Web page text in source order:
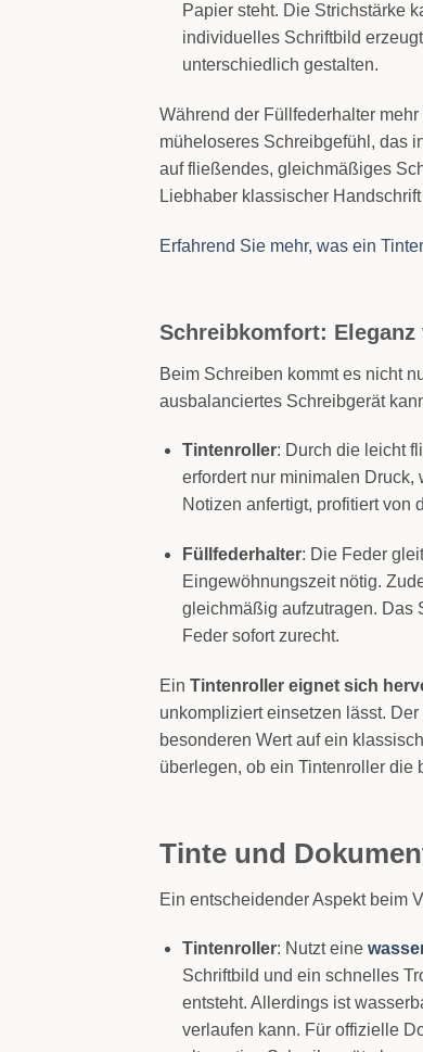
Papier steht. Die Strichstärke
individuelles Schriftbild
unterschiedlich gestalten.
Während der Füllfederhalter
müheloseres Schreibgefühl, das
auf fließendes, gleichmäßiges
Liebhaber klassischer
Erfahrend Sie mehr, was ein
Schreibkomfort: Eleganz
Beim Schreiben kommt es nicht
ausbalanciertes Schreibgerät
Tintenroller: Durch die leicht
erfordert nur minimalen Druck,
Notizen anfertigt, profitiert von
Füllfederhalter: Die Feder
Eingewöhnungszeit nötig.
gleichmäßig aufzutragen. Das
Feder sofort zurecht.
Ein Tintenroller eignet sich
unkompliziert einsetzen lässt. Der
besonderen Wert auf ein
überlegen, ob ein Tintenroller die
Tinte und
Ein entscheidender Aspekt beim
Tintenroller: Nutzt eine
Schriftbild und ein schnelles
entsteht. Allerdings ist
verlaufen kann. Für offizielle